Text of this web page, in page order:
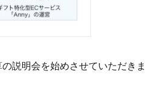
説明会を始めさせていただきま